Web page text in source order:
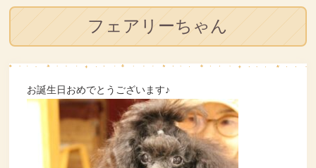
フェアリーちゃん
お誕生日おめでとうございます♪